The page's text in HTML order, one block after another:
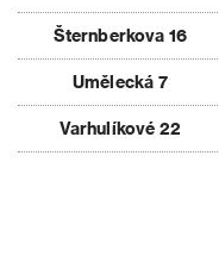
Šternberkova 16
Umělecká 7
Varhulíkové 22